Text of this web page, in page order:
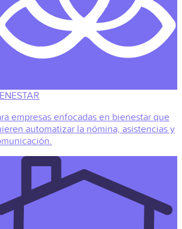
empresas enfocadas en bienestar que
automatizar la nómina, asistencias y